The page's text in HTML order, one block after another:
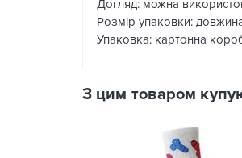
Догляд: можна
Розмір упаковки:
Упаковка: картонна
З цим товаром